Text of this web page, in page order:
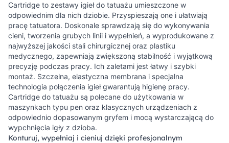
Cartridge to zestawy igieł do tatuażu umieszczone w
odpowiednim dla nich dziobie. Przyspieszają one i ułatwiają
pracę tatuatora. Doskonale sprawdzają się do wykonywania
cieni, tworzenia grubych linii i wypełnień, a wyprodukowane z
najwyższej jakości stali chirurgicznej oraz plastiku
medycznego, zapewniają zwiększoną stabilność i wyjątkową
precyzję podczas pracy. Ich zaletami jest łatwy i szybki
montaż. Szczelna, elastyczna membrana i specjalna
technologia połączenia igieł gwarantują higienę pracy.
Cartridge do tatuażu są polecane do użytkowania w
maszynkach typu pen oraz klasycznych urządzeniach z
odpowiednio dopasowanym gryfem i mocą wystarczającą do
wypchnięcia igły z dzioba.
Konturuj, wypełniaj i cieniuj dzięki profesjonalnym